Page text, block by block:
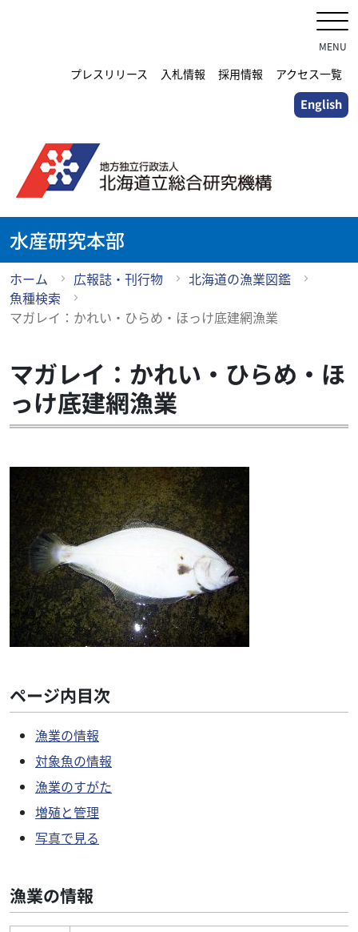
ッ
プ
プレスリリース 入札情報 採用情報 アクセス一覧
English
MENU
水産研究本部
ホーム 広報誌・刊行物
北海道の漁業図鑑
魚種検索
マガレイ：かれい・ひらめ・ほっけ底建網漁業
マガレイ：かれい・ひらめ・ほ
っけ底建網漁業
ページ内目次
漁業の情報
対象魚の情報
漁業のすがた
増殖と管理
写真で見る
漁業の情報